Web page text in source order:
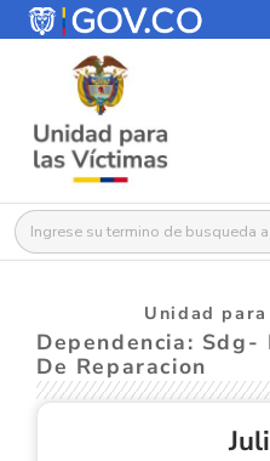
Buscar:
Unidad
Dependencia:
De Reparacion